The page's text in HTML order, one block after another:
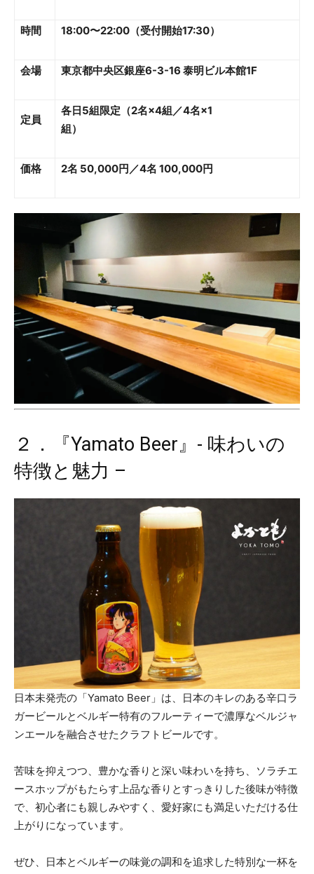
時間 18:00〜22:00（受付開始17:30）
会場 東京都中央区銀座6-3-16 泰明ビル本館1F
定員
各日5組限定（2名×4組／4名×1
組）
価格 2名 50,000円／4名 100,000円
２．『Yamato Beer』- 味わいの
特徴と魅力 –
日本未発売の「Yamato Beer」は、日本のキレのある辛口ラ
ガービールとベルギー特有のフルーティーで濃厚なベルジャ
ンエールを融合させたクラフトビールです。
苦味を抑えつつ、豊かな香りと深い味わいを持ち、ソラチエ
ースホップがもたらす上品な香りとすっきりした後味が特徴
で、初心者にも親しみやすく、愛好家にも満足いただける仕
上がりになっています。
ぜひ、日本とベルギーの味覚の調和を追求した特別な一杯を